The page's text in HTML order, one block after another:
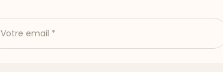
Votre email